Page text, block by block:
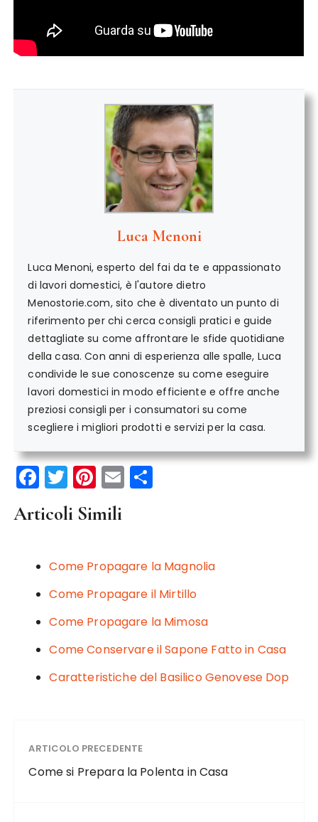
Luca Menoni
Luca Menoni, esperto del fai da te e appassionato
di lavori domestici, è l'autore dietro
Menostorie.com, sito che è diventato un punto di
riferimento per chi cerca consigli pratici e guide
dettagliate su come affrontare le sfide quotidiane
della casa. Con anni di esperienza alle spalle, Luca
condivide le sue conoscenze su come eseguire
lavori domestici in modo efficiente e offre anche
preziosi consigli per i consumatori su come
scegliere i migliori prodotti e servizi per la casa.
F
a
c
b
o
o
k
T
w
it
r
Pi
n
te
st
E
m
vi
di
Articoli Simili
Come Propagare la Magnolia
Come Propagare il Mirtillo
Come Propagare la Mimosa
Come Conservare il Sapone Fatto in Casa
Caratteristiche del Basilico Genovese Dop
ARTICOLO PRECEDENTE
Come si Prepara la Polenta in Casa